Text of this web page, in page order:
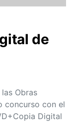
de
Obras
concurso con el
Digital